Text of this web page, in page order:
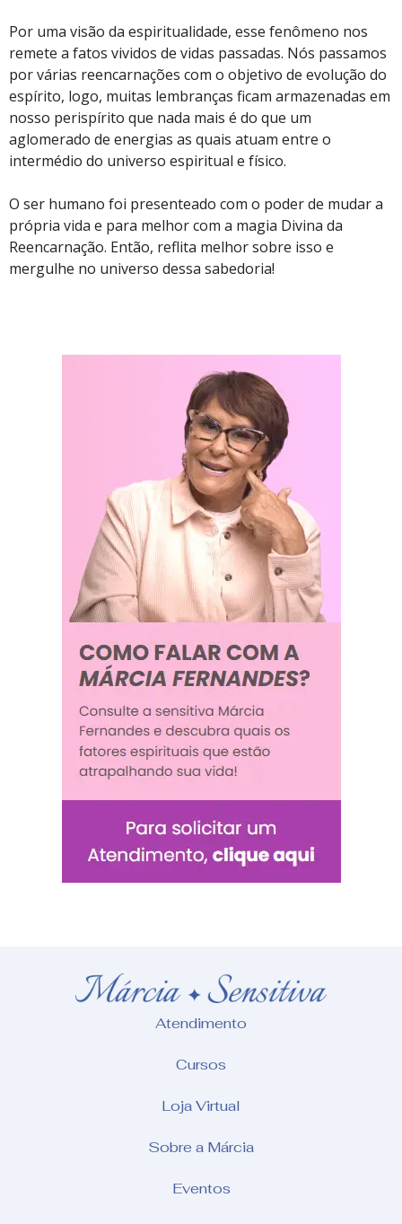
Por uma visão da espiritualidade, esse fenômeno nos
remete a fatos vividos de vidas passadas. Nós passamos
por várias reencarnações com o objetivo de evolução do
espírito, logo, muitas lembranças ficam armazenadas em
nosso perispírito que nada mais é do que um
aglomerado de energias as quais atuam entre o
intermédio do universo espiritual e físico.
O ser humano foi presenteado com o poder de mudar a
própria vida e para melhor com a magia Divina da
Reencarnação. Então, reflita melhor sobre isso e
mergulhe no universo dessa sabedoria!
Atendimento
Cursos
Loja Virtual
Sobre a Márcia
Eventos